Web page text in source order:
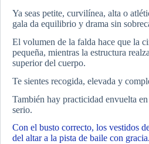
Ya seas petite, curvilínea, alta o
gala da equilibrio y drama sin
El volumen de la falda hace que la
pequeña, mientras la estructura
superior del cuerpo.
Te sientes recogida, elevada y
También hay practicidad envuelta
serio.
Con el busto correcto, los vestidos
del altar a la pista de baile con gracia.